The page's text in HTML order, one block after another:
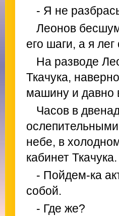
- Я не
Леонов
его шаги, а я лег
На разводе
Ткачука,
машину и давно
Часов в
небе, в
кабинет Ткачука.
- Пойдем-ка
собой.
- Где же?